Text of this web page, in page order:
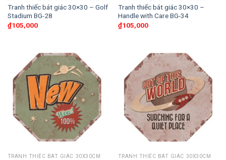
Tranh thiếc bát giác 30×30 – Golf
Stadium BG-28
₫105,000
Tranh thiếc bát giác 30×30 –
Handle with Care BG-34
₫105,000
TRANH THIẾC BÁT GIÁC 30X30CM TRANH THIẾC BÁT GIÁC 30X30CM